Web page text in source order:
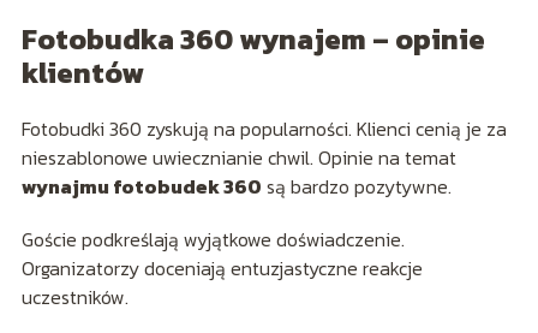
Fotobudka 360 wynajem – opinie
klientów
Fotobudki 360 zyskują na popularności. Klienci cenią je za
nieszablonowe uwiecznianie chwil. Opinie na temat
wynajmu fotobudek 360 są bardzo pozytywne.
Goście podkreślają wyjątkowe doświadczenie.
Organizatorzy doceniają entuzjastyczne reakcje
uczestników.